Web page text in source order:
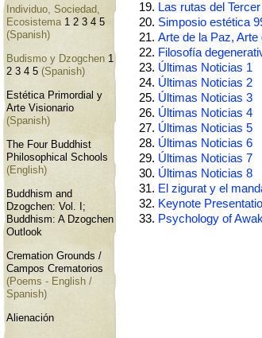
Individuo, Sociedad,
Ecosistema 1 2 3 4 5
(Spanish)
Budismo y Dzogchen 1
2 3 4 5 (Spanish)
Estética Primordial y
Arte Visionario
(Spanish)
The Four Buddhist
Philosophical Schools
(English)
Buddhism and
Dzogchen: Vol. I;
Buddhism: A Dzogchen
Outlook
Cremation Grounds /
Campos Crematorios
(Poems - English /
Spanish)
Alienación
Las rutas del
Simposio estética
Arte de la Paz, Arte
Filosofía
Últimas Noticias 1
Últimas Noticias 2
Últimas Noticias 3
Últimas Noticias 4
Últimas Noticias 5
Últimas Noticias 6
Últimas Noticias 7
Últimas Noticias 8
El zigurat y el
Keynote
Psychology of